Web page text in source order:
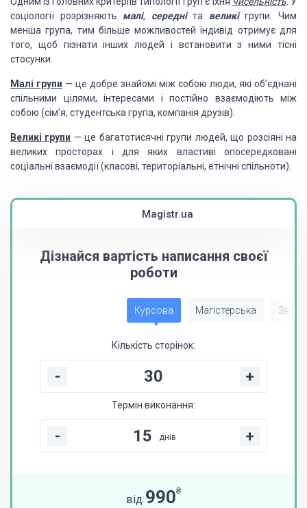
соціології розрізняють малі, середніта великігрупи. Чим
менша група, тим більше можливостей індивід отримує для
того, щоб пізнати інших людей і встановити з ними тісні
стосунки.
Малі групи — це добре знайомі між собою люди, які об’єднані
спільними цілями, інтересами і постійно взаємодіють між
собою (сім’я, студентська група, компанія друзів).
Великі групи — це багатотисячні групи людей, що розсіяні на
великих просторах і для яких властиві опосередковані
соціальні взаємодії (класові, територіальні, етнічні спільноти).
Magistr.ua
Дізнайся вартість написання своєї
роботи
Курсова Магістерська Звіт
Кількість сторінок:
- +
Термін виконання:
- днів +
від 990₴